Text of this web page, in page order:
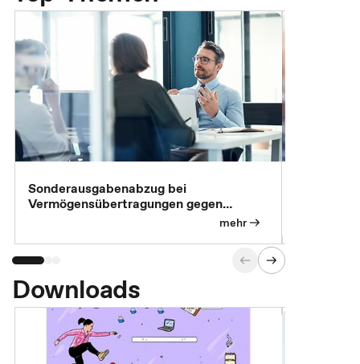
Sonderausgabenabzug bei
Vermögensübertragungen gegen
mehr
Downloads